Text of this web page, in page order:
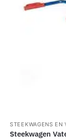
STEEKWAGENS EN
Steekwagen